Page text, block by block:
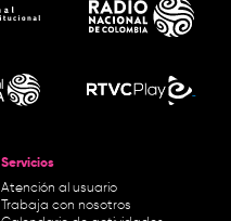
Servicios
Atención al usuario
Trabaja con nosotros